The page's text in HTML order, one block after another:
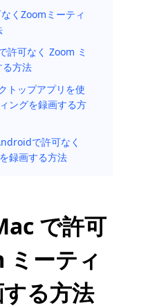
くZoomミーティ
許可なく Zoom ミ
る方法
トップアプリを使
ングを録画する方
で許可なく
録画する方法
で許可
ーティ
る方法